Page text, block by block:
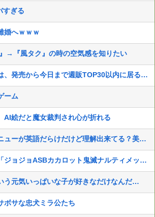
すぎる
婚へｗｗｗ
→『風タク』の時の空気感を知りたい
史上最高の質ゲーとは、発売から今日まで週販TOP30以内に居るあつ森、スマブラSP、マイクラ、マリカ8DX
ーム
AI絵だと魔女裁判され心が折れる
外人「和ゲーってメニューが英語だらけだけど理解出来てる？美的センスでわざとそうしてる？」
ぴろし社長ブチギレ「ジョジョASBカカロット鬼滅ナルティメット作ったのにジャンブ公式にブロックされたんだが⁉」
う元気いっぱいな子が好きなだけなんだ…
ボサな忠犬ミラ公たち